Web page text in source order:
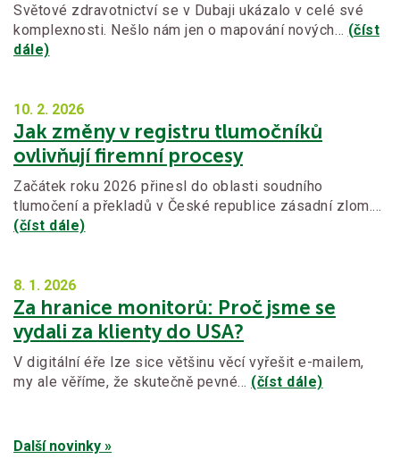
Světové zdravotnictví se v Dubaji ukázalo v celé své
komplexnosti. Nešlo nám jen o mapování nových… (číst
dále)
10. 2. 2026
Jak změny v registru tlumočníků
ovlivňují firemní procesy
Začátek roku 2026 přinesl do oblasti soudního
tlumočení a překladů v České republice zásadní zlom.…
(číst dále)
8. 1. 2026
Za hranice monitorů: Proč jsme se
vydali za klienty do USA?
V digitální éře lze sice většinu věcí vyřešit e-mailem,
my ale věříme, že skutečně pevné… (číst dále)
Další novinky »